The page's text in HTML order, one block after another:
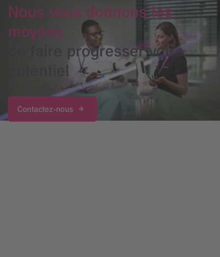
Nous vous donnons les
moyens
de faire progresser votre
potentiel
Contactez-nous